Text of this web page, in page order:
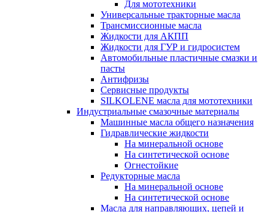
Для мототехники
Универсальные тракторные масла
Трансмиссионные масла
Жидкости для АКПП
Жидкости для ГУР и гидросистем
Автомобильные пластичные смазки и
пасты
Антифризы
Сервисные продукты
SILKOLENE масла для мототехники
Индустриальные смазочные материалы
Машинные масла общего назначения
Гидравлические жидкости
На минеральной основе
На синтетической основе
Огнестойкие
Редукторные масла
На минеральной основе
На синтетической основе
Масла для направляющих, цепей и